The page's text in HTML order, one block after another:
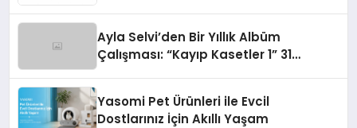
Ayla Selvi’den Bir Yıllık Albüm
Çalışması: “Kayıp Kasetler 1” 31
Yasomi Pet Ürünleri ile Evcil
Dostlarınız İçin Akıllı Yaşam